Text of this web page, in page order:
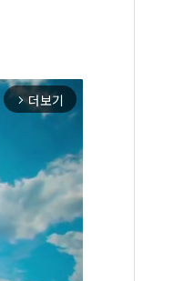
arrow_forward_ios 더보기